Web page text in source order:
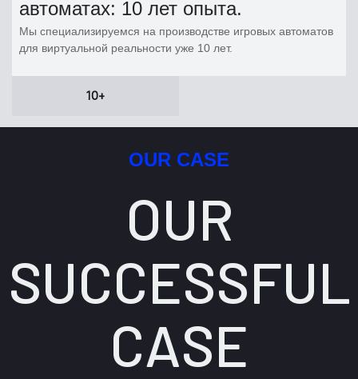
автоматах: 10 лет опыта.
Мы специализируемся на производстве игровых автоматов
для виртуальной реальности уже 10 лет.
10+
OUR CASE
OUR
SUCCESSFUL
CASE